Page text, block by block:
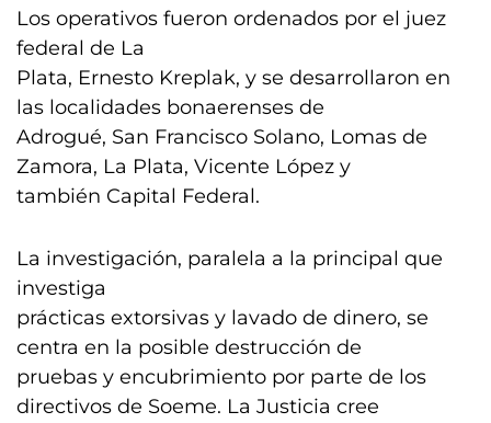
Los operativos fueron ordenados por el juez
federal de La
Plata, Ernesto Kreplak, y se desarrollaron en
las localidades bonaerenses de
Adrogué, San Francisco Solano, Lomas de
Zamora, La Plata, Vicente López y
también Capital Federal.
La investigación, paralela a la principal que
investiga
prácticas extorsivas y lavado de dinero, se
centra en la posible destrucción de
pruebas y encubrimiento por parte de los
directivos de Soeme. La Justicia cree